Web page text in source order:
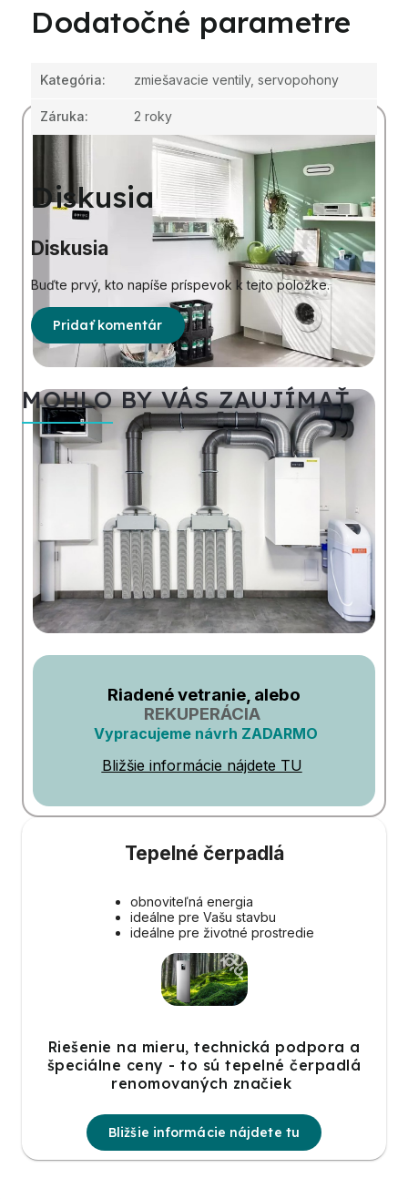
Dodatočné parametre
Kategória: zmiešavacie ventily, servopohony
Záruka: 2 roky
Diskusia
Diskusia
Buďte prvý, kto napíše príspevok k tejto položke.
Pridať komentár
MOHLO BY VÁS ZAUJÍMAŤ
Riadené vetranie, alebo
REKUPERÁCIA
Vypracujeme návrh ZADARMO
Bližšie informácie nájdete TU
Tepelné čerpadlá
obnoviteľná energia
ideálne pre Vašu stavbu
ideálne pre životné prostredie
Riešenie na mieru, technická podpora a
špeciálne ceny - to sú tepelné čerpadlá
renomovaných značiek
Bližšie informácie nájdete tu